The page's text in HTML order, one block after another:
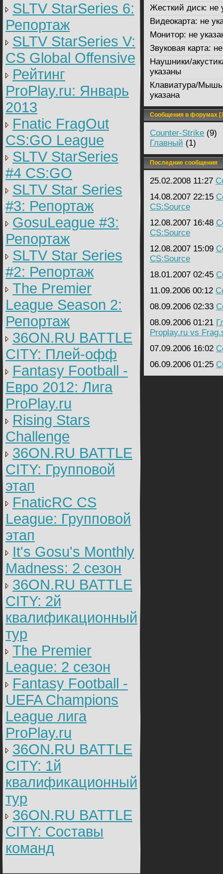
SLTV StarSeries 6:
Репортаж
SLTV StarSeries V:
CS Global Offensive
Рейтинг
ProPlay.ru: Январь
2013
Fnatic FragOut
CS:GO League
SLTV StarSeries
#4 CS:GO
SLTV Star Series
#3: Репортаж
GosuLeague #3:
Репортаж
SLTV Star Series
#2: Репортаж
The Premier
League Season 2:
Репортаж
36ON.RU BATTLE
CITY: Плей-офф
Fantasy Football -
Евро 2012: Лига
ProPlay.ru
Rising Stars
Challenge
36ON.RU BATTLE
CITY: Групповой
этап
FnaticRC CS
League: Групповой
этап
It's Gosu's Monthly
Madness: 2 сезон
36ON.RU BATTLE
CITY: 2й
квалификационный
тур
The Premier
League: 2 cезон
Fantasy Football -
UEFA Champions
League лига
ProPlay.ru
36ON.RU BATTLE
CITY: 1й
квалификационный
тур
36ON.RU BATTLE
CITY: Составы
команд
Жесткий диск: не
Видеокарта: не
Монитор: не
Звуковая карта:
Наушники/
указаны
Клавиатура/
указана
Сообщения в форумах
Counter-Strike (9)
Главный (1)
Последние сообщения
25.02.2008 11:27
14.08.2007 22:15
CS:Source
12.08.2007 16:48
CS:Source
12.08.2007 15:09
CS:Source
18.01.2007 02:45
11.09.2006 00:12
08.09.2006 02:33
08.09.2006 01:21
Proplay.ru vs
07.09.2006 16:02
06.09.2006 01:25